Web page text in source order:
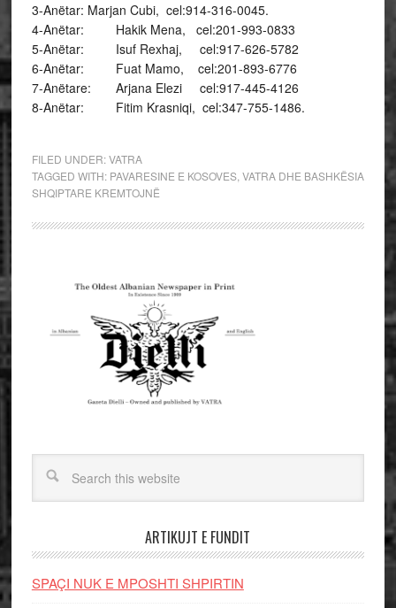
3-Anëtar: Marjan Cubi, cel:914-316-0045.
4-Anëtar: Hakik Mena, cel:201-993-0833
5-Anëtar: Isuf Rexhaj, cel:917-626-5782
6-Anëtar: Fuat Mamo, cel:201-893-6776
7-Anëtare: Arjana Elezi cel:917-445-4126
8-Anëtar: Fitim Krasniqi, cel:347-755-1486.
FILED UNDER:VATRA
TAGGED WITH: PAVARESINE E KOSOVES, VATRA DHE BASHKËSIA
SHQIPTARE KREMTOJNË
ARTIKUJT E FUNDIT
SPAÇI NUK E MPOSHTI SHPIRTIN